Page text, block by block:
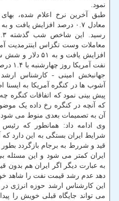
نمود.
افزایش یافت و
نفت آمریکا روز چهارشنبه با ۱.۴ درصد افزایش بسته شده بود.
جهانبخش امینی - کارشناس ارشد
آشوب ها در کنگره آمریکا به
پیش بینی نمود که اتفاقات کنگره
که آنچه در کنگره رخ داده یک
آن به تصمیمات بعدی منوط می شود.
وی ادامه داد: همانطور که رئیس
شرایط ایران بستگی به این دارد
قید و شررط به برجام بازگردد
ایران کمتر می شود و این مسئله بی
به عبارت دیگر اگر ایران هم بدون
دهد عدم رشد قیمت نفت را شاهد
این کارشناس ارشد حوزه انرژی در
می تواند جایگاه قبلی خویش را